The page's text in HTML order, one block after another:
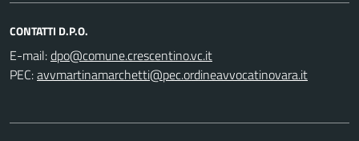
CONTATTI D.P.O.
E-mail:
PEC: